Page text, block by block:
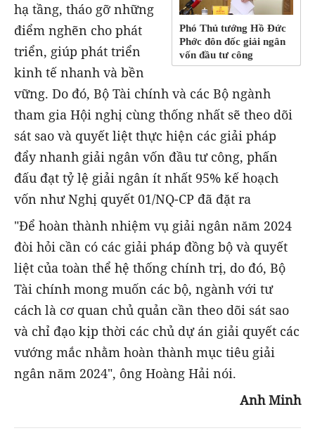
Phó Thủ tướng Hồ Đức
Phớc đôn đốc giải ngân
vốn đầu tư công
hạ tầng, tháo gỡ những
điểm nghẽn cho phát
triển, giúp phát triển
kinh tế nhanh và bền
vững. Do đó, Bộ Tài chính và các Bộ ngành
tham gia Hội nghị cùng thống nhất sẽ theo dõi
sát sao và quyết liệt thực hiện các giải pháp
đẩy nhanh giải ngân vốn đầu tư công, phấn
đấu đạt tỷ lệ giải ngân ít nhất 95% kế hoạch
vốn như Nghị quyết 01/NQ-CP đã đặt ra
"Để hoàn thành nhiệm vụ giải ngân năm 2024
đòi hỏi cần có các giải pháp đồng bộ và quyết
liệt của toàn thể hệ thống chính trị, do đó, Bộ
Tài chính mong muốn các bộ, ngành với tư
cách là cơ quan chủ quản cần theo dõi sát sao
và chỉ đạo kịp thời các chủ dự án giải quyết các
vướng mắc nhằm hoàn thành mục tiêu giải
ngân năm 2024", ông Hoàng Hải nói.
Anh Minh